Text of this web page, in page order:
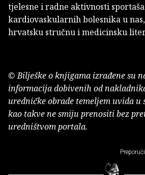
tjelesne i radne aktivnosti
kardiovaskularnih bolesnika u
hrvatsku stručnu i medicinsku
© Bilješke o knjigama izrađene su
informacija dobivenih od
uredničke obrade temeljem uvida u
kao takve ne smiju prenositi bez
uredništvom portala.